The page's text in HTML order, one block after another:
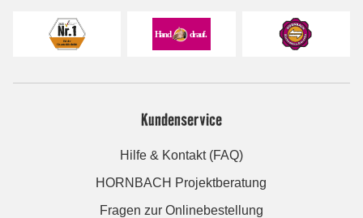
Kundenservice
Hilfe & Kontakt (FAQ)
HORNBACH Projektberatung
Fragen zur Onlinebestellung